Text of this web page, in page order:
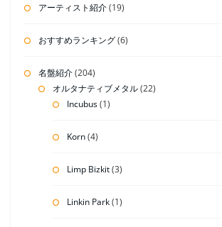
アーティスト紹介(19)
おすすめランキング(6)
名盤紹介(204)
オルタナティブメタル(22)
Incubus(1)
Korn(4)
Limp Bizkit(3)
Linkin Park(1)